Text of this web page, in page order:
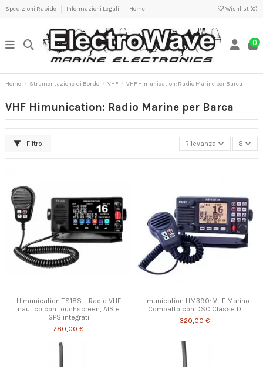
Spedizioni Rapide Informazioni Legali Home Wishlist (0)
0
Home Strumentazione di Bordo VHF VHF Himunication: Radio Marine per Barca
VHF Himunication: Radio Marine per Barca
Filtro Rilevanza 8
Himunication TS18S – Radio VHF
nautico con touchscreen, AIS e
GPS integrati
780,00 €
Himunication HM390: VHF Marino
Compatto con DSC Classe D
320,00 €